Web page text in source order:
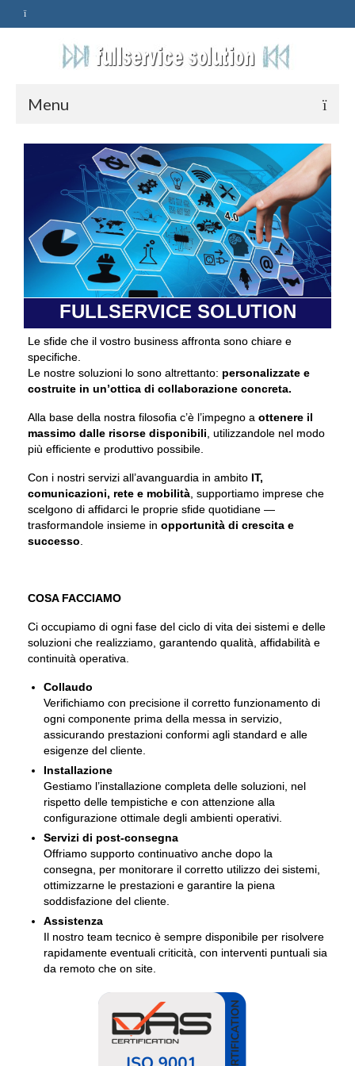
Menu
HOME
ASSISTENZA
POLITICA
Qualità
PRIVACY
CONTATTI
FULLSERVICE SOLUTION
Le sfide che il vostro business affronta sono chiare e
specifiche.
Le nostre soluzioni lo sono altrettanto: personalizzate e
costruite in un’ottica di collaborazione concreta.
Alla base della nostra filosofia c’è l’impegno a ottenere il
massimo dalle risorse disponibili , utilizzandole nel modo
più efficiente e produttivo possibile.
Con i nostri servizi all’avanguardia in ambito IT,
comunicazioni, rete e mobilità , supportiamo imprese che
scelgono di affidarci le proprie sfide quotidiane —
trasformandole insieme in opportunità di crescita e
successo
COSA FACCIAMO
Ci occupiamo di ogni fase del ciclo di vita dei sistemi e delle
soluzioni che realizziamo, garantendo qualità, affidabilità e
continuità operativa.
Collaudo
Verifichiamo con precisione il corretto funzionamento di
ogni componente prima della messa in servizio,
assicurando prestazioni conformi agli standard e alle
esigenze del cliente.
Installazione
Gestiamo l’installazione completa delle soluzioni, nel
rispetto delle tempistiche e con attenzione alla
configurazione ottimale degli ambienti operativi.
Servizi di post-consegna
Offriamo supporto continuativo anche dopo la
consegna, per monitorare il corretto utilizzo dei sistemi,
ottimizzarne le prestazioni e garantire la piena
soddisfazione del cliente.
Assistenza
Il nostro team tecnico è sempre disponibile per risolvere
rapidamente eventuali criticità, con interventi puntuali sia
da remoto che on site.